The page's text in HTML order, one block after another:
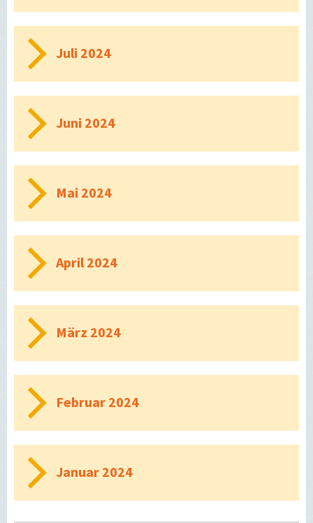
Juli 2024
Juni 2024
Mai 2024
April 2024
März 2024
Februar 2024
Januar 2024